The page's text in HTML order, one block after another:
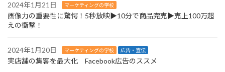
2024年1月21日 マーケティングの学校
画像力の重要性に驚愕！5秒放映▶︎10分で商品完売▶︎売上100万超
えの衝撃！
2024年1月20日 マーケティングの学校 広告・宣伝
実店舗の集客を最大化 Facebook広告のススメ